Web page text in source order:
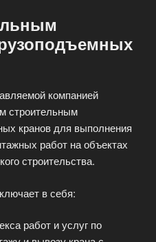
компанией
строительным
кранов для выполнения
работ на объектах
строительства.
в себя:
работ и услуг по